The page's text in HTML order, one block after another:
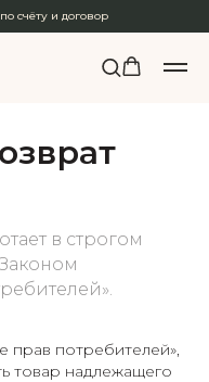
счёту и договор
в строгом
прав потребителей»,
товар надлежащего